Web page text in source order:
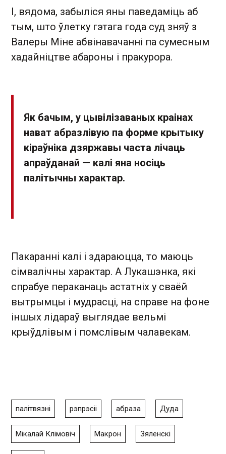
І, вядома, забыліся яны паведаміць аб
тым, што ўлетку гэтага года суд зняў з
Валеры Міне абвінавачанні па сумесным
хадайніцтве абароны і пракурора.
Як бачым, у цывілізаваных краінах
нават абразлівую па форме крытыку
кіраўніка дзяржавы часта лічаць
апраўданай — калі яна носіць
палітычны характар.
Пакаранні калі і здараюцца, то маюць
сімвалічны характар. А Лукашэнка, які
спрабуе пераканаць астатніх у сваёй
вытрымцы і мудрасці, на справе на фоне
іншых лідараў выглядае вельмі
крыўдлівым і помслівым чалавекам.
палітвязні рэпрэсіі абраза Дуда
Мікалай Клімовіч Макрон Зяленскі